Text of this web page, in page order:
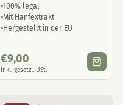
100% legal
Mit Hanfextrakt
Hergestellt in der EU
€9,00
inkl. gesetzl. USt.